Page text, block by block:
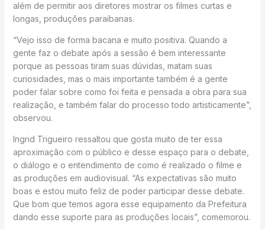
além de permitir aos diretores mostrar os filmes curtas e
longas, produções paraibanas.
“Vejo isso de forma bacana e muito positiva. Quando a
gente faz o debate após a sessão é bem interessante
porque as pessoas tiram suas dúvidas, matam suas
curiosidades, mas o mais importante também é a gente
poder falar sobre como foi feita e pensada a obra para sua
realização, e também falar do processo todo artisticamente”,
observou.
Ingrid Trigueiro ressaltou que gosta muito de ter essa
aproximação com o público e desse espaço para o debate,
o diálogo e o entendimento de como é realizado o filme e
as produções em audiovisual. “As expectativas são muito
boas e estou muito feliz de poder participar desse debate.
Que bom que temos agora esse equipamento da Prefeitura
dando esse suporte para as produções locais”, comemorou.